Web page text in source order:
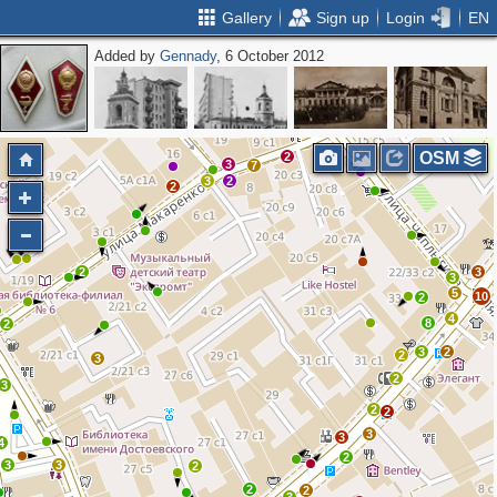
Gallery Sign up Login EN
Added byGennady, 6 October 2012
2
2
2
4
3
3
3
3
2
2
2
3
7
2
3
2
3
2
3
2 2
2
3 2
4
10
5
2
3
8
2
3
4
2
2 2
2
OSM